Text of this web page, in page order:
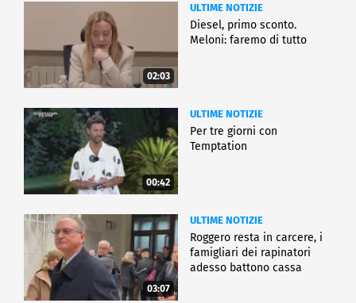
02:03
ULTIME NOTIZIE
Diesel, primo sconto.
Meloni: faremo di tutto
00:42
ULTIME NOTIZIE
Per tre giorni con
Temptation
03:07
ULTIME NOTIZIE
Roggero resta in carcere, i
famigliari dei rapinatori
adesso battono cassa